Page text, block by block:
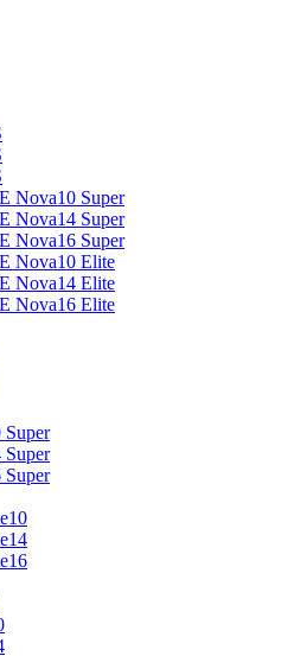
Nova10 Super
Nova14 Super
Nova16 Super
Nova10 Elite
Nova14 Elite
Nova16 Elite